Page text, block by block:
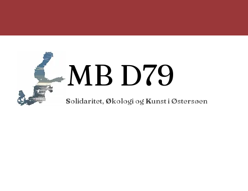
MB D79
Solidaritet, Økologi og Kunst i Østersøen